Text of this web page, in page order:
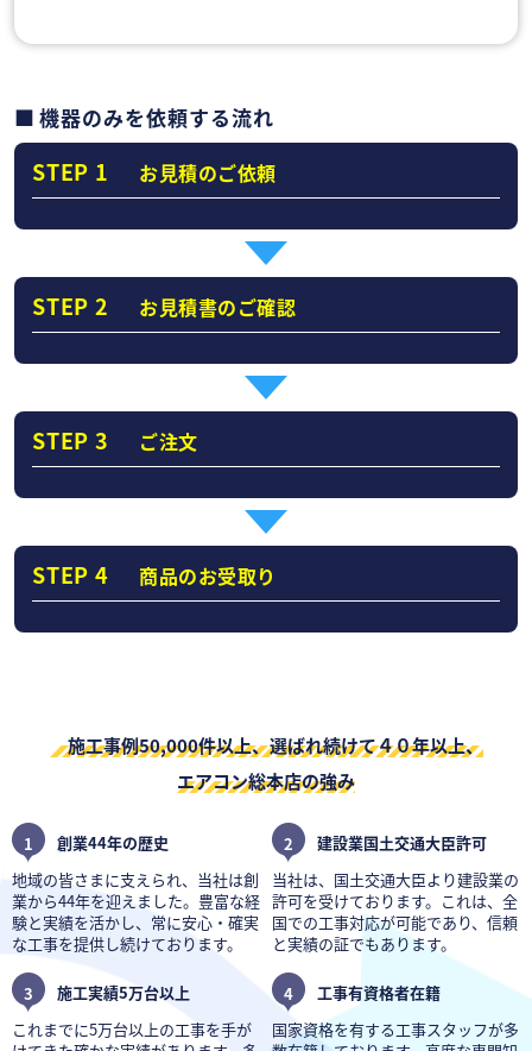
機器のみを依頼する流れ
STEP 1 お見積のご依頼
STEP 2 お見積書のご確認
STEP 3 ご注文
STEP 4 商品のお受取り
施工事例50,000件以上、選ばれ続けて４０年以上、
エアコン総本店の強み
1
創業44年の歴史
地域の皆さまに支えられ、当社は創
業から44年を迎えました。豊富な経
験と実績を活かし、常に安心・確実
な工事を提供し続けております。
2
建設業国土交通大臣許可
当社は、国土交通大臣より建設業の
許可を受けております。これは、全
国での工事対応が可能であり、信頼
と実績の証でもあります。
3
施工実績5万台以上
これまでに5万台以上の工事を手が
4
工事有資格者在籍
国家資格を有する工事スタッフが多